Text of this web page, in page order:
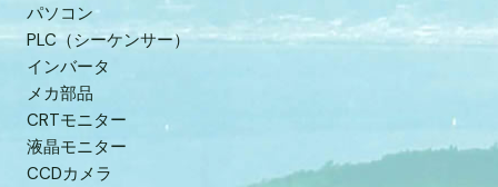
パソコン
PLC（シーケンサー）
インバータ
メカ部品
CRTモニター
液晶モニター
CCDカメラ